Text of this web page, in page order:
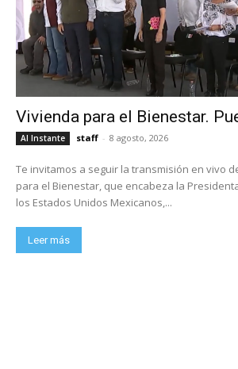
Vivienda para el Bienestar.
Al Instante staff - 8 agosto, 2026
Te invitamos a seguir la transmisión en vivo
para el Bienestar, que encabeza la
los Estados Unidos Mexicanos,...
Leer más